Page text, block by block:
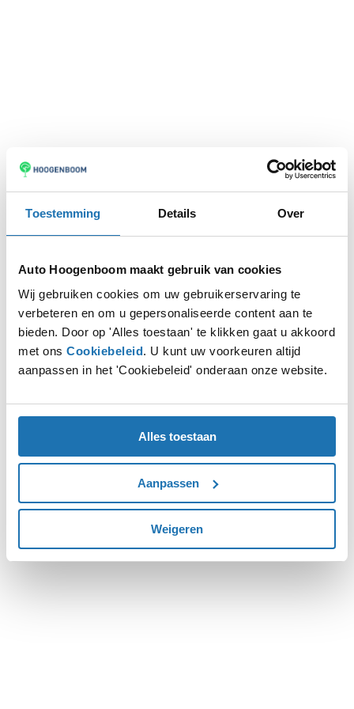
Toestemming Details Over
Auto Hoogenboom maakt gebruik van cookies
Wij gebruiken cookies om uw gebruikerservaring te
verbeteren en om u gepersonaliseerde content aan te
bieden. Door op 'Alles toestaan' te klikken gaat u akkoord
met ons Cookiebeleid. U kunt uw voorkeuren altijd
aanpassen in het 'Cookiebeleid' onderaan onze website.
Alles toestaan
Aanpassen
Weigeren
Application error: aclient-side exception has occurred while
loadingwww.autohoogenboom.nl (see the browser console
more information).